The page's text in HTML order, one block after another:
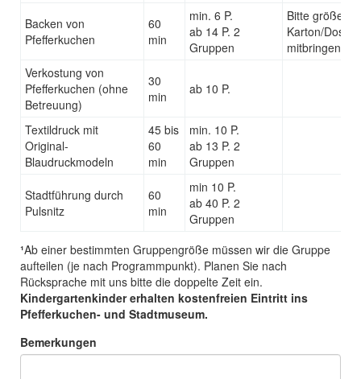
Backen von
Pfefferkuchen
60
min
min. 6 P.
ab 14 P. 2
Gruppen
Bitte größeren
Karton/Dose
mitbringen!
Verkostung von
Pfefferkuchen (ohne
Betreuung)
30
min
ab 10 P.
Textildruck mit
Original-
Blaudruckmodeln
45 bis
60
min
min. 10 P.
ab 13 P. 2
Gruppen
Stadtführung durch
Pulsnitz
60
min
min 10 P.
ab 40 P. 2
Gruppen
¹Ab einer bestimmten Gruppengröße müssen wir die Gruppe
aufteilen (je nach Programmpunkt). Planen Sie nach
Rücksprache mit uns bitte die doppelte Zeit ein.
Kindergartenkinder erhalten kostenfreien Eintritt ins
Pfefferkuchen- und Stadtmuseum.
Bemerkungen